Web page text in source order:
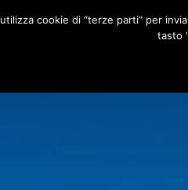
cookie di “terze parti” per
tasto